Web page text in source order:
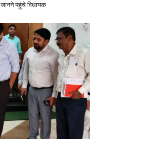
पहुंचे विधायक